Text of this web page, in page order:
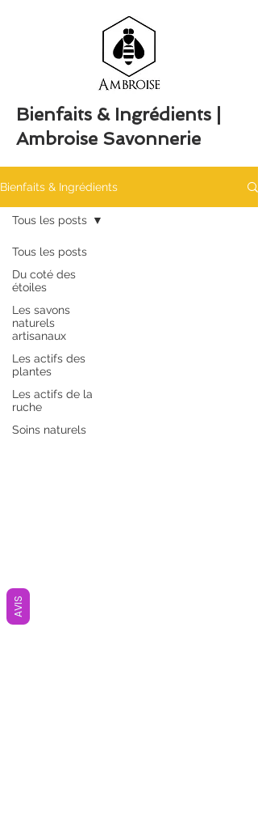
Bienfaits & Ingrédients |
Ambroise Savonnerie
Bienfaits & Ingrédients
Tous les posts
Du coté des
étoiles
Les savons
naturels
artisanaux
Les actifs des
plantes
Les actifs de la
ruche
Soins naturels
Tous les posts
AVIS